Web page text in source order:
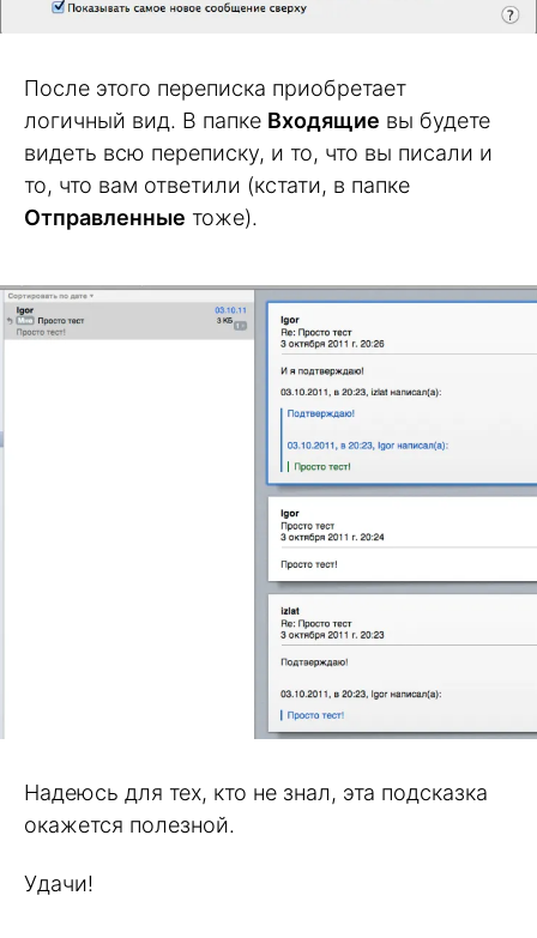
После этого переписка приобретает
логичный вид. В папке Входящие вы будете
видеть всю переписку, и то, что вы писали и
то, что вам ответили (кстати, в папке
Отправленные тоже).
Надеюсь для тех, кто не знал, эта подсказка
окажется полезной.
Удачи!